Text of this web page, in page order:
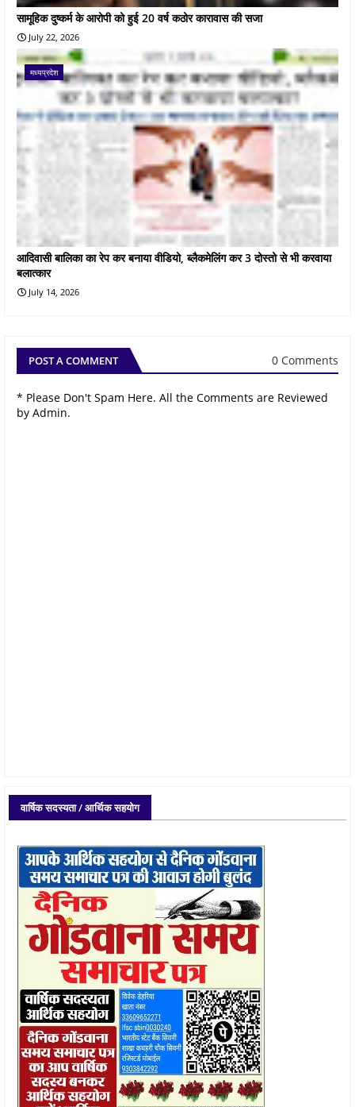
सामूहिक दुष्कर्म के आरोपी को हुई 20 वर्ष कठोर कारावास की सजा
July 22, 2026
मध्यप्रदेश
आदिवासी बालिका का रेप कर बनाया वीडियो, ब्लैकमेलिंग कर 3 दोस्तो से भी करवाया
बलात्कार
July 14, 2026
POST A COMMENT 0 Comments
* Please Don't Spam Here. All the Comments are Reviewed
by Admin.
वार्षिक सदस्यता / आर्थिक सहयोग